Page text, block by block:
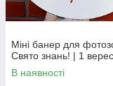
Міні банер для
Свято знань! | 1
В наявності